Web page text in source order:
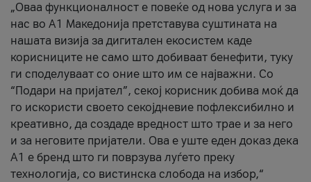
„Оваа функционалност е повеќе од нова услуга и за
нас во А1 Македонија претставува суштината на
нашата визија за дигитален екосистем каде
корисниците не само што добиваат бенефити, туку
ги споделуваат со оние што им се најважни. Со
“Подари на пријател”, секој корисник добива моќ да
го искористи своето секојдневие пофлексибилно и
креативно, да создаде вредност што трае и за него
и за неговите пријатели. Ова е уште еден доказ дека
А1 е бренд што ги поврзува луѓето преку
технологија, со вистинска слобода на избор,“